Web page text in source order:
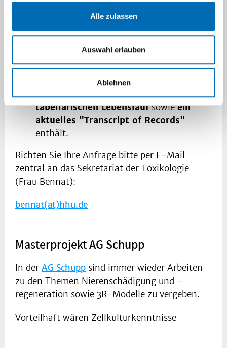
Alle zulassen
Auswahl erlauben
Ablehnen
WICHTIG! Anfragen müssen folgende formale
enthalten, aus dem die Motivation
hervorgeht
die E-Mail soll als Anhang
PDF besitzen, das mindestenseinen
tabellarischen Lebenslaufsowieein
aktuelles "Transcript of Records"
enthält.
Richten Sie Ihre Anfrage bitte per E-Mail
zentral an das Sekretariat der Toxikologie
(Frau Bennat):
bennat(at)hhu.de
Masterprojekt AG Schupp
In der AG Schupp sind immer wieder Arbeiten
zu den Themen Nierenschädigung und -
regeneration sowie 3R-Modelle zu vergeben.
Vorteilhaft wären Zellkulturkenntnisse